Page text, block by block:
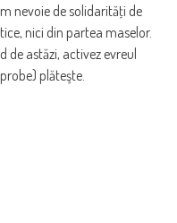
nevoie de solidarităţi de
nici din partea maselor.
astăzi, activez evreul
plăteşte.